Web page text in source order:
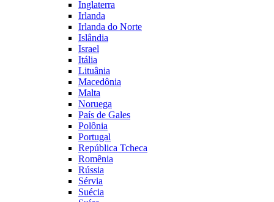
Inglaterra
Irlanda
Irlanda do Norte
Islândia
Israel
Itália
Lituânia
Macedônia
Malta
Noruega
País de Gales
Polônia
Portugal
República Tcheca
Romênia
Rússia
Sérvia
Suécia